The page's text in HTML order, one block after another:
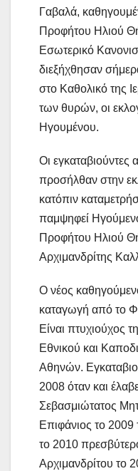
Γαβαλά,
Προφήτου Ηλιού
Εσωτερικό
διεξήχθησαν
στο Καθολικό της
των θυρών, οι
Ηγουμένου.
Οι εγκαταβιούντες
προσήλθαν στην
κατόπιν
παμψηφεί
Προφήτου Ηλιού
Αρχιμανδρίτης
Ο νέος
καταγωγή από το
Είναι πτυχιούχος
Εθνικού και
Αθηνών.
2008 όταν και
Σεβασμιώτατος
Επιφάνιος το 2009
το 2010
Αρχιμανδρίτου το